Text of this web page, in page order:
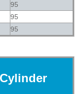
95
95
95